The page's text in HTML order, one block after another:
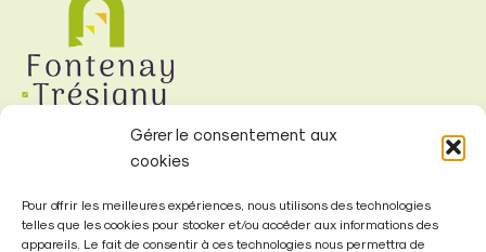
Gérer le consentement aux
cookies
Pour offrir les meilleures expériences, nous utilisons des technologies
telles que les cookies pour stocker et/ou accéder aux informations des
appareils. Le fait de consentir à ces technologies nous permettra de
Mairie de
Fontenay-Trésigny